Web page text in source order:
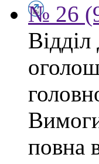
№ 26
повна